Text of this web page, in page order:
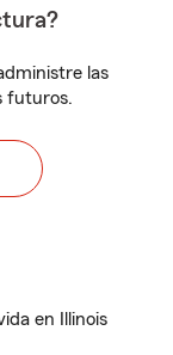
las
futuros.
en Illinois